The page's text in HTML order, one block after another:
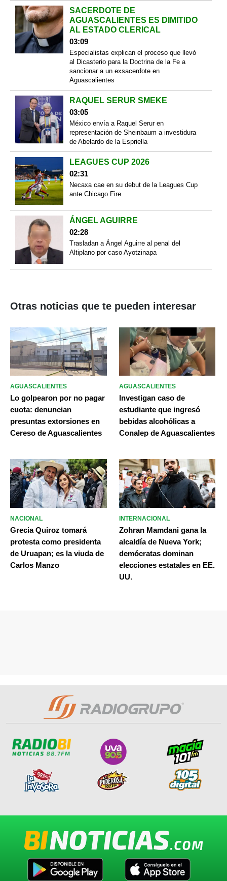
SACERDOTE DE
AGUASCALIENTES ES DIMITIDO
AL ESTADO CLERICAL
03:09
Especialistas explican el proceso que llevó
al Dicasterio para la Doctrina de la Fe a
sancionar a un exsacerdote en
Aguascalientes
RAQUEL SERUR SMEKE
03:05
México envía a Raquel Serur en
representación de Sheinbaum a investidura
de Abelardo de la Espriella
LEAGUES CUP 2026
02:31
Necaxa cae en su debut de la Leagues Cup
ante Chicago Fire
ÁNGEL AGUIRRE
02:28
Trasladan a Ángel Aguirre al penal del
Altiplano por caso Ayotzinapa
Otras noticias que te pueden interesar
AGUASCALIENTES
Lo golpearon por no pagar
cuota: denuncian
presuntas extorsiones en
Cereso de Aguascalientes
AGUASCALIENTES
Investigan caso de
estudiante que ingresó
bebidas alcohólicas a
Conalep de Aguascalientes
NACIONAL
Grecia Quiroz tomará
protesta como presidenta
de Uruapan; es la viuda de
Carlos Manzo
INTERNACIONAL
Zohran Mamdani gana la
alcaldía de Nueva York;
demócratas dominan
elecciones estatales en EE.
UU.